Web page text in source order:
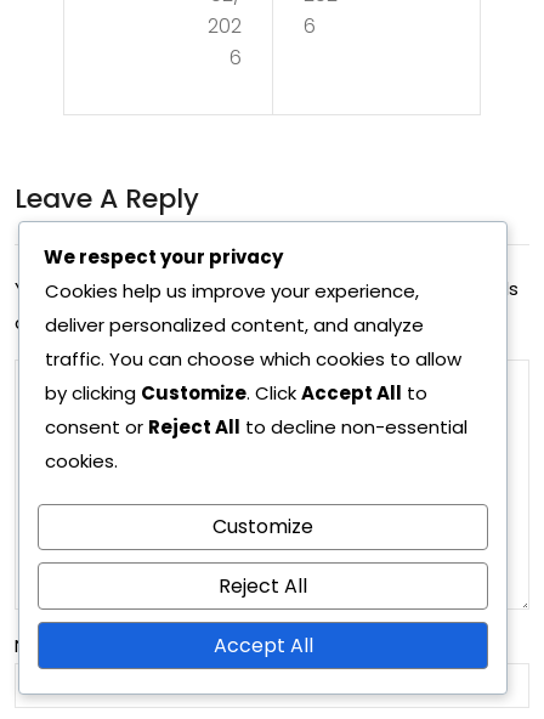
Imp
act
m -
koo
dit:
Jou
lun
arj
ouk
set,
fani
tai
202
6
act
mo
dit:
Alu
eelli
set
ois
uud
et,
Raj
oit
6
Leave A Reply
Your email address will not be published.Required fields
are marked*
Name
We respect your privacy
Cookies help us improve your experience,
deliver personalized content, and analyze
traffic. You can choose which cookies to allow
by clicking Customize. ClickAccept All to
consent or Reject All to decline non-essential
cookies.
Customize
Reject All
Accept All